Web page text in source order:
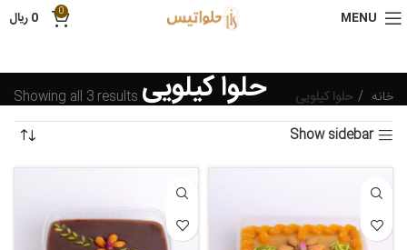
MENU
0
0ریال
حلوا کیلویی خانه حلوا کیلویی
Showing all 3 results
Show sidebar